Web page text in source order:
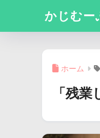
かじむー
ホーム
「残